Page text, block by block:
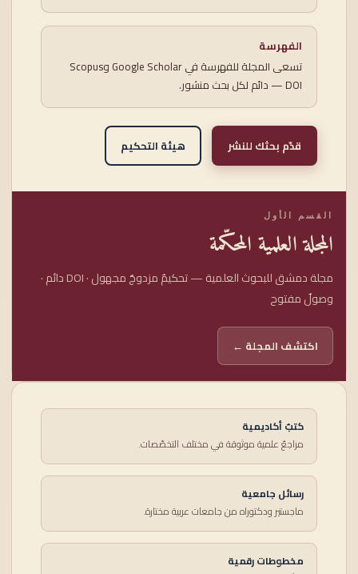
القسم الأول
المجلة العلمية المحكّمة
مجلة دمشق للبحوث العلمية — تحكيمٌ مزدوجٌ مجهول · DOI دائم ·
وصولٌ مفتوح
اكتشف المجلة ←
الفهرسة
تسعى المجلة للفهرسة في Google Scholar وScopus
— DOI دائم لكل بحث منشور.
قدّم بحثك للنشر هيئة التحكيم
كتبٌ أكاديمية
مراجعٌ علمية موثوقة في مختلف التخصّصات.
رسائل جامعية
ماجستير ودكتوراه من جامعات عربية مختارة.
مخطوطات رقمية